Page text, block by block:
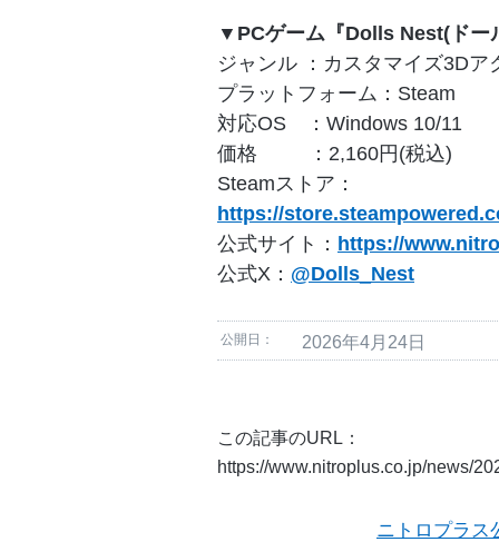
▼PCゲーム『Dolls Nest(ドー
ジャンル ：カスタマイズ3Dア
プラットフォーム：Steam
対応OS ：Windows 10/11
価格 ：2,160円(税込)
Steamストア：
https://
公式サイト： https://
公式X： @Dolls_Nest
公開日： 2026年4月24日
この記事のURL：
https://www.nitroplus.co.jp/news/
ニトロプラス